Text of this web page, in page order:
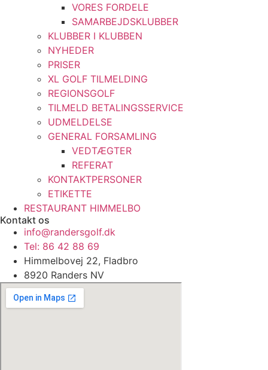
VORES FORDELE
SAMARBEJDSKLUBBER
KLUBBER I KLUBBEN
NYHEDER
PRISER
XL GOLF TILMELDING
REGIONSGOLF
TILMELD BETALINGSSERVICE
UDMELDELSE
GENERAL FORSAMLING
VEDTÆGTER
REFERAT
KONTAKTPERSONER
ETIKETTE
RESTAURANT HIMMELBO
Kontakt os
info@randersgolf.dk
Tel: 86 42 88 69
Himmelbovej 22, Fladbro
8920 Randers NV